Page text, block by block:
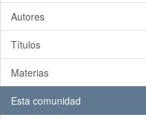
Autores
Títulos
Materias
Esta comunidad